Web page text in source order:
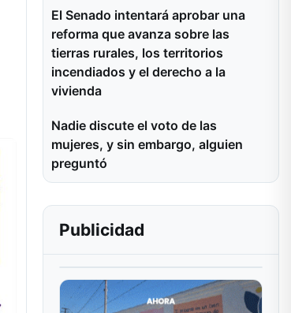
El Senado intentará aprobar una
reforma que avanza sobre las
tierras rurales, los territorios
incendiados y el derecho a la
vivienda
Nadie discute el voto de las
mujeres, y sin embargo, alguien
preguntó
Publicidad